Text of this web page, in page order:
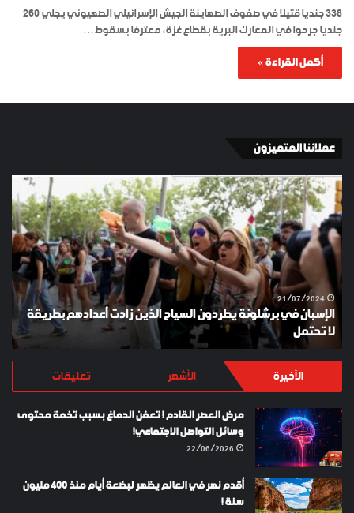
338 جنديا قتيلا في صفوف الصهاينة الجيش الإسرائيلي الصهيوني يجلي 260
جنديا جرحوا في المعارك البرية بقطاع غزة، معترفا بسقوط…
أكمل القراءة »
عملائنا المتميزون
الإسبان
في
برشلونة
يطردون
السياح
الذين
زادت
أعدادهم
بطريقة
تحتمل
21/07/2024
الإسبان في برشلونة يطردون السياح الذين زادت أعدادهم بطريقة
لا تحتمل
الأخيرة الأشهر تعليقات
مرض العصر القادم ! تعفن الدماغ بسبب تخمة محتوى
وسائل التواصل الاجتماعي!
22/06/2026
أقدم نهر في العالم يظهر لبضعة أيام منذ 400 مليون
سنة !